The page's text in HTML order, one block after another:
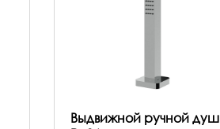
Выдвижной ручной душ